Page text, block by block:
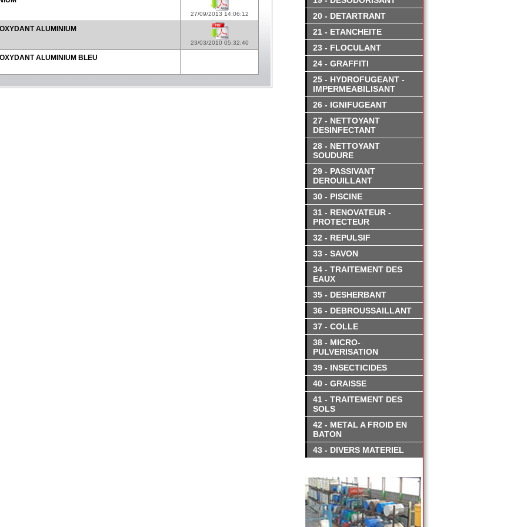
20 - DETARTRANT
21 - ETANCHEITE
23 - FLOCULANT
24 - GRAFFITI
25 - HYDROFUGEANT -
IMPERMEABILISANT
26 - IGNIFUGEANT
27 - NETTOYANT
DESINFECTANT
28 - NETTOYANT
SOUDURE
29 - PASSIVANT
DEROUILLANT
30 - PISCINE
31 - RENOVATEUR -
PROTECTEUR
32 - REPULSIF
33 - SAVON
34 - TRAITEMENT DES
EAUX
35 - DESHERBANT
36 - DEBROUSSAILLANT
37 - COLLE
38 - MICRO-
PULVERISATION
39 - INSECTICIDES
40 - GRAISSE
41 - TRAITEMENT DES
SOLS
42 - METAL A FROID EN
BATON
43 - DIVERS MATERIEL
27/09/2013 14:06:12
ALUMINIUM
23/03/2010 05:32:40
ALUMINIUM BLEU